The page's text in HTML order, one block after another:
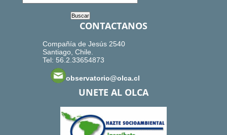
CONTACTANOS
Compañía de Jesús 2540
Santiago, Chile.
Tel: 56.2.33654873
observatorio@olca.cl
UNETE AL OLCA